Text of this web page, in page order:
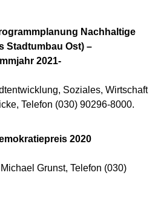
Nachhaltige
Stadtumbau Ost) –
2021-
Soziales, Wirtschaft
Telefon (030) 90296-8000.
2020
Grunst, Telefon (030)